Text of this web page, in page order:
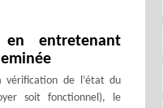
entretenant
vérification de l’état du
soit fonctionnel), le